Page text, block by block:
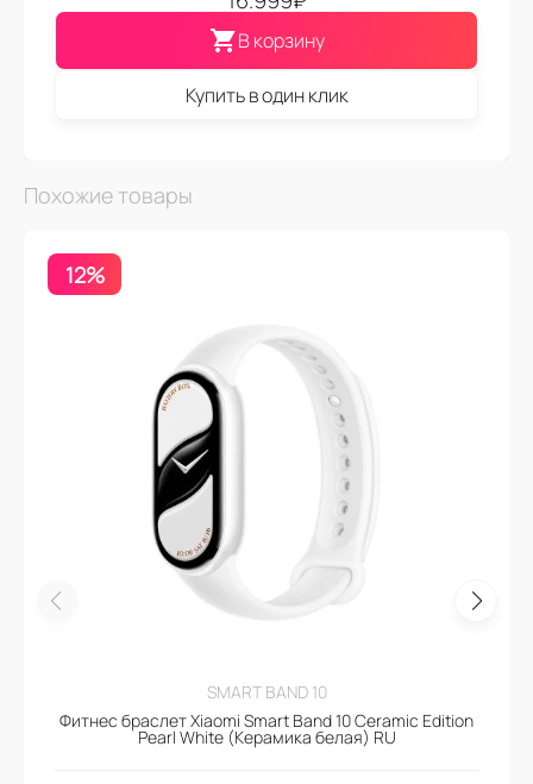
В корзину
Купить в один клик
Похожие товары
12%
SMART BAND 10
Фитнес браслет Xiaomi Smart Band 10 Ceramic Edition
Pearl White (Керамика белая) RU